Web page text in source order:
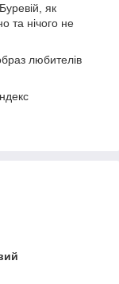
як
та нічого не
любителів